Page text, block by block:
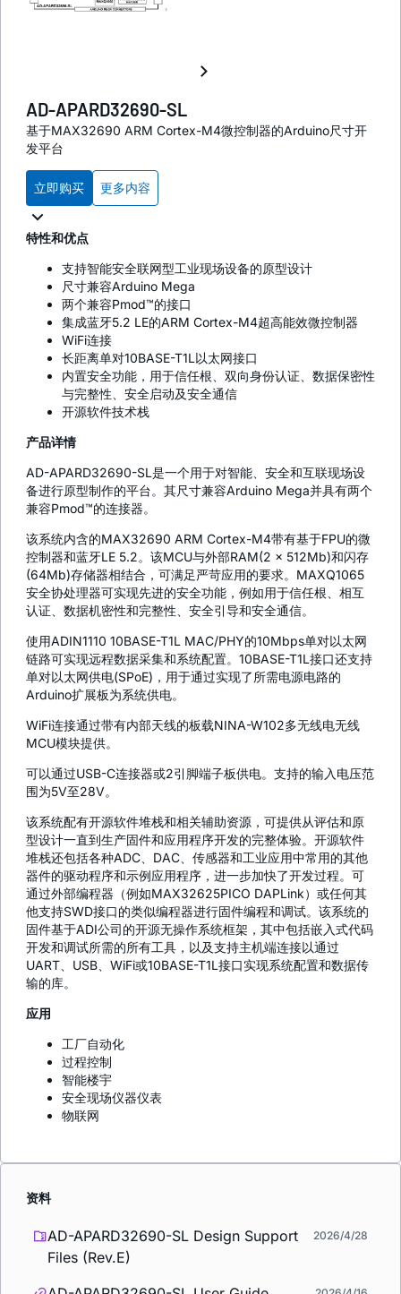
AD-APARD32690-SL
基于MAX32690 ARM Cortex-M4微控制器的Arduino尺寸开
发平台
立即购买 更多内容
特性和优点
支持智能安全联网型工业现场设备的原型设计
尺寸兼容Arduino Mega
两个兼容Pmod™的接口
集成蓝牙5.2 LE的ARM Cortex-M4超高能效微控制器
WiFi连接
长距离单对10BASE-T1L以太网接口
内置安全功能，用于信任根、双向身份认证、数据保密性
与完整性、安全启动及安全通信
开源软件技术栈
产品详情
AD-APARD32690-SL是一个用于对智能、安全和互联现场设
备进行原型制作的平台。其尺寸兼容Arduino Mega并具有两个
兼容Pmod™的连接器。
该系统内含的MAX32690 ARM Cortex-M4带有基于FPU的微
控制器和蓝牙LE 5.2。该MCU与外部RAM(2 x 512Mb)和闪存
(64Mb)存储器相结合，可满足严苛应用的要求。MAXQ1065
安全协处理器可实现先进的安全功能，例如用于信任根、相互
认证、数据机密性和完整性、安全引导和安全通信。
使用ADIN1110 10BASE-T1L MAC/PHY的10Mbps单对以太网
链路可实现远程数据采集和系统配置。10BASE-T1L接口还支持
单对以太网供电(SPoE)，用于通过实现了所需电源电路的
Arduino扩展板为系统供电。
WiFi连接通过带有内部天线的板载NINA-W102多无线电无线
MCU模块提供。
可以通过USB-C连接器或2引脚端子板供电。支持的输入电压范
围为5V至28V。
该系统配有开源软件堆栈和相关辅助资源，可提供从评估和原
型设计一直到生产固件和应用程序开发的完整体验。开源软件
堆栈还包括各种ADC、DAC、传感器和工业应用中常用的其他
器件的驱动程序和示例应用程序，进一步加快了开发过程。可
通过外部编程器（例如MAX32625PICO DAPLink）或任何其
他支持SWD接口的类似编程器进行固件编程和调试。该系统的
固件基于ADI公司的开源无操作系统框架，其中包括嵌入式代码
开发和调试所需的所有工具，以及支持主机端连接以通过
UART、USB、WiFi或10BASE-T1L接口实现系统配置和数据传
输的库。
应用
工厂自动化
过程控制
智能楼宇
安全现场仪器仪表
物联网
资料
AD-APARD32690-SL Design Support
Files (Rev.E)
2026/4/28